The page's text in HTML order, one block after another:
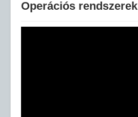
Munkatársak
Smid László:
Operációs rendszerek